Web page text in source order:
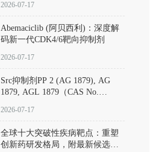
同等抑制ROCK1与ROCK2；其通
过精准嵌入激酶的ATP结合位点
发挥抑制作用，对ROCK1和
ROCK2的解离常数（Ki）分别为
140 nM和300 nM；在众多丝氨酸/
中，其靶向ROCK的选择性超过
200倍，凸显出优异的分子特异
2026-07-17
Abemaciclib (阿贝西利)：深度解
码新一代CDK4/6靶向抑制剂
2026-07-17
Src抑制剂PP 2 (AG 1879), AG
1879, AGL 1879（CAS No.
应用指南
2026-07-17
全球十大突破性疾病靶点：重塑
创新药研发格局，附最新候选分